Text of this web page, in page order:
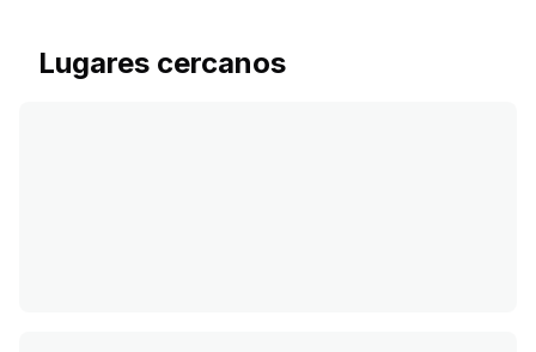
Lugares cercanos